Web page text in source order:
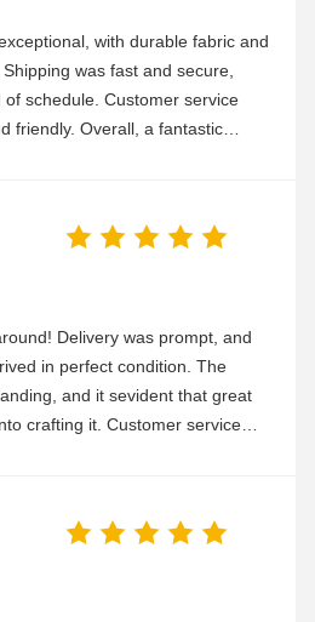
with durable fabric and
was fast and secure,
of schedule. Customer service
friendly. Overall, a fantastic
Delivery was prompt, and
in perfect condition. The
and it sevident that great
crafting it. Customer service